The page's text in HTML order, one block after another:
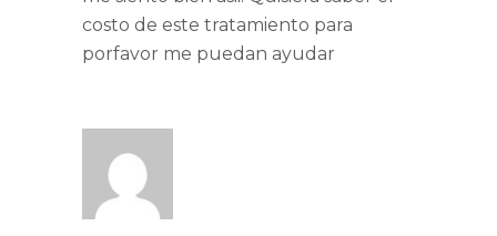
costo de este tratamiento para
porfavor me puedan ayudar